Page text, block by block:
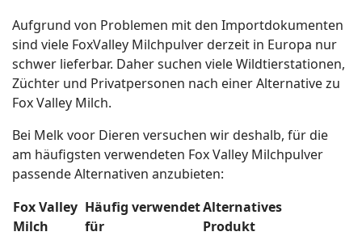
Aufgrund von Problemen mit den Importdokumenten
sind viele FoxValley Milchpulver derzeit in Europa nur
schwer lieferbar. Daher suchen viele Wildtierstationen,
Züchter und Privatpersonen nach einer Alternative zu
Fox Valley Milch.
Bei Melk voor Dieren versuchen wir deshalb, für die
am häufigsten verwendeten Fox Valley Milchpulver
passende Alternativen anzubieten:
Fox Valley
Milch
Häufig verwendet
für
Alternatives
Produkt